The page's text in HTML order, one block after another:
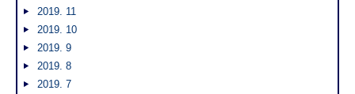
2019. 11
2019. 10
2019. 9
2019. 8
2019. 7